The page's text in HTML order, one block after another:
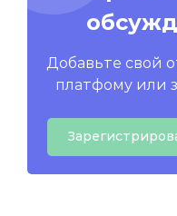
Добавьте свой
платфому или